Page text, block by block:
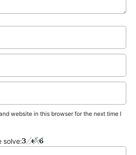
website in this browser for the next time I
solve: